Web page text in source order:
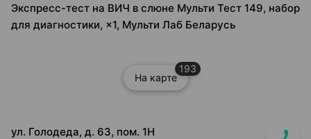
Экспресс-тест на ВИЧ в слюне Мульти Тест 149, набор
для диагностики, ×1, Мульти Лаб Беларусь
На карте
193
ул. Голодеда, д. 63, пом. 1Н